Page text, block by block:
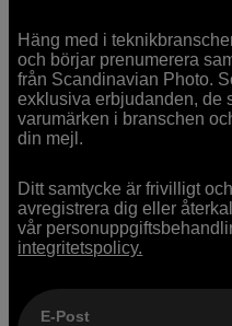
Häng med i
och börjar prenumerera
från Scandinavian Photo.
exklusiva erbjudanden, de
varumärken i branschen
din mejl.
Ditt samtycke är frivilligt
avregistrera dig eller
vår
integritetspolicy.
E-Post